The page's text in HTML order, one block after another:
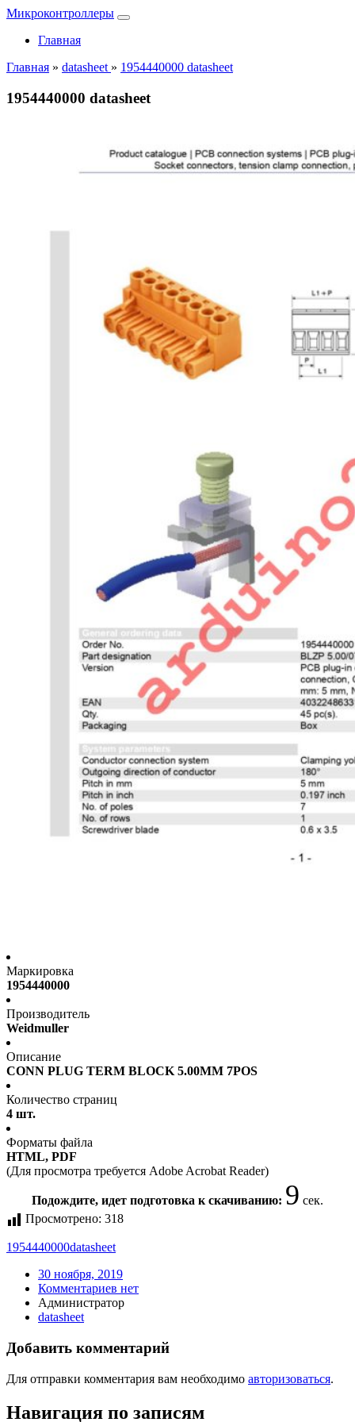
Микроконтроллеры
Главная
Главная » datasheet » 1954440000 datasheet
1954440000 datasheet
Маркировка
1954440000
Производитель
Weidmuller
Описание
CONN PLUG TERM BLOCK 5.00MM 7POS
Количество страниц
4 шт.
Форматы файла
HTML, PDF
(Для просмотра требуется Adobe Acrobat Reader)
Подождите, идет подготовка к скачиванию: 9 сек.
Просмотрено: 318
1954440000datasheet
30 ноября, 2019
Комментариев нет
Администратор
datasheet
Добавить комментарий
Для отправки комментария вам необходимо авторизоваться.
Навигация по записям